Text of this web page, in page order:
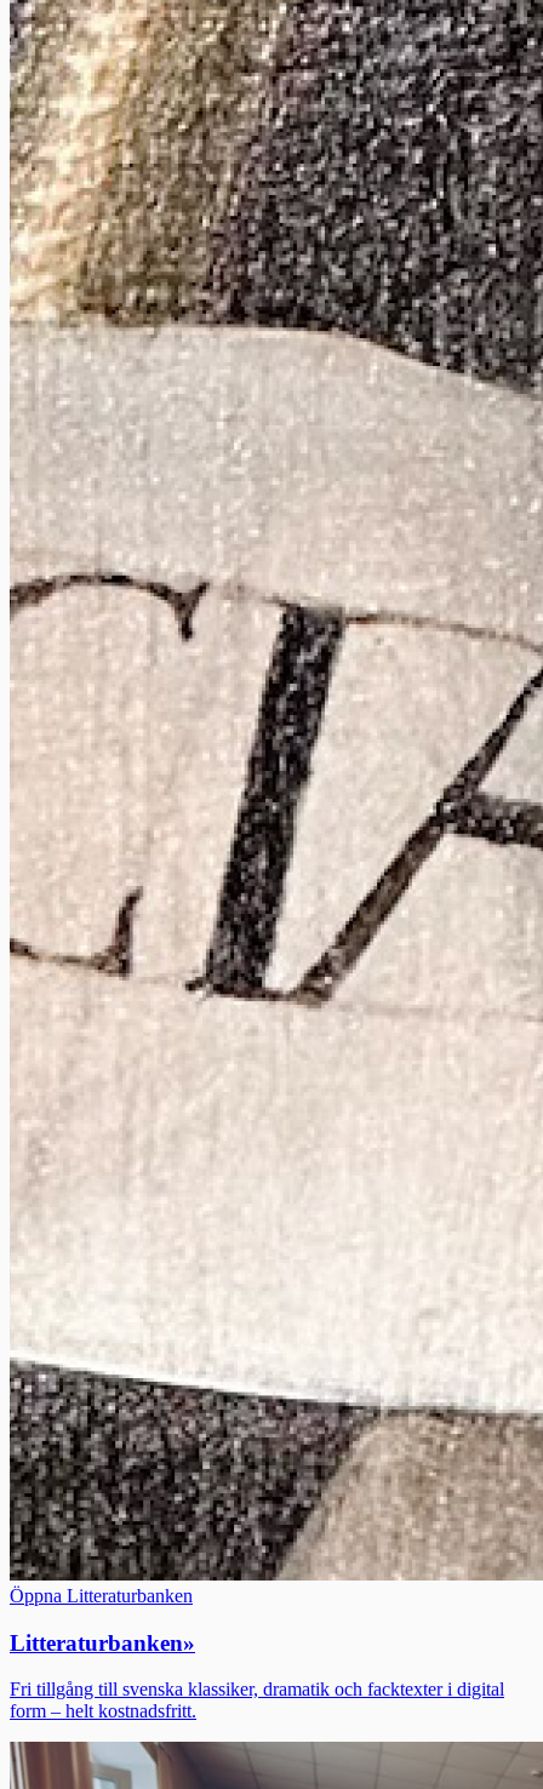
Öppna Litteraturbanken
Litteraturbanken»
Fri tillgång till svenska klassiker, dramatik och facktexter i digital
form – helt kostnadsfritt.